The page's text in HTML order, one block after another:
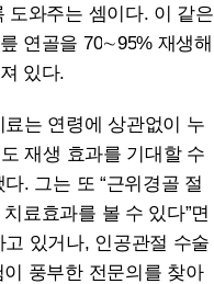
도와주는 셈이다. 이 같은
연골을 70∼95% 재생해
있다.
는 연령에 상관없이 누
재생 효과를 기대할 수
. 그는 또 “근위경골 절
료효과를 볼 수 있다”면
있거나, 인공관절 수술
풍부한 전문의를 찾아